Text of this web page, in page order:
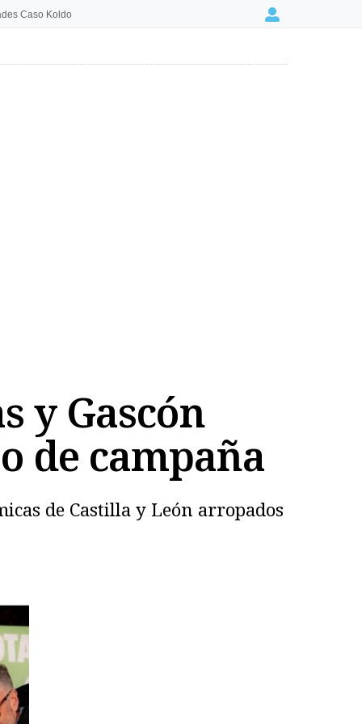
Caso Koldo Login
y Gascón
de campaña
de Castilla y León arropados